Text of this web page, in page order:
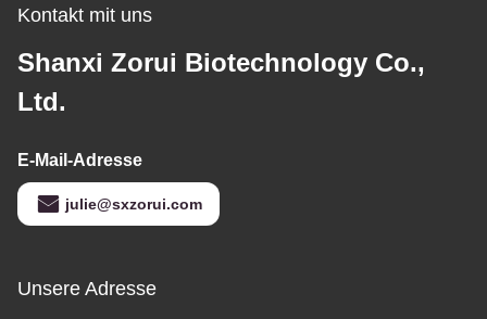
Kontakt mit uns
Shanxi Zorui Biotechnology Co.,
Ltd.
E-Mail-Adresse
julie@sxzorui.com
Unsere Adresse